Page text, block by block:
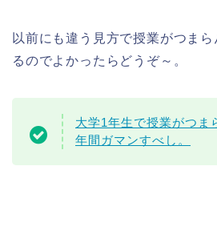
以前にも違う見方で授業がつま
るのでよかったらどうぞ～。
大学1年生で授業がつま
年間ガマンすべし。